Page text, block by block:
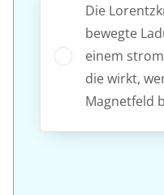
Die
bewegte
einem
die wirkt,
Magnetfeld